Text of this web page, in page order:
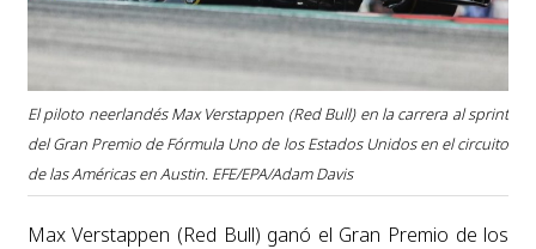
El piloto neerlandés Max Verstappen (Red Bull) en la carrera al sprint
del Gran Premio de Fórmula Uno de los Estados Unidos en el circuito
de las Américas en Austin. EFE/EPA/Adam Davis
Max Verstappen (Red Bull) ganó el Gran Premio de los